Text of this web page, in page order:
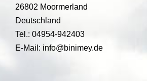
26802 Moormerland
Deutschland
Tel.: 04954-942403
E-Mail: info@binimey.de